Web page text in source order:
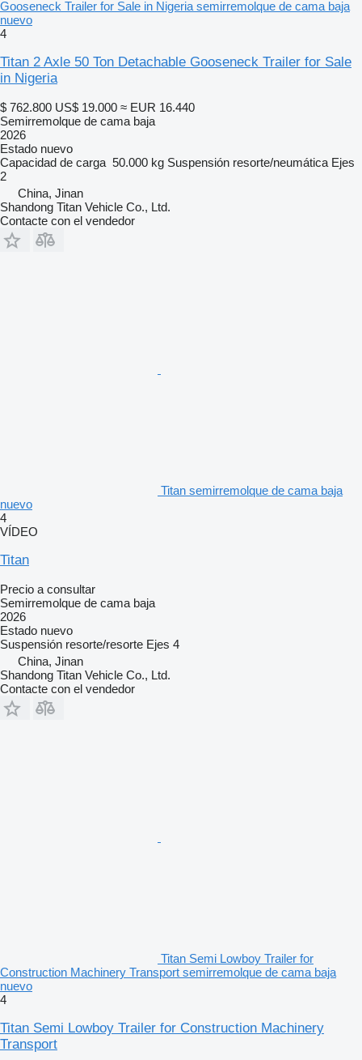
Gooseneck Trailer for Sale in Nigeria semirremolque de cama baja
nuevo
4
Titan 2 Axle 50 Ton Detachable Gooseneck Trailer for Sale
in Nigeria
$ 762.800 US$ 19.000 ≈ EUR 16.440
Semirremolque de cama baja
2026
Estado nuevo
Capacidad de carga 50.000 kg Suspensión resorte/neumática Ejes
2
China, Jinan
Shandong Titan Vehicle Co., Ltd.
Contacte con el vendedor
Titan semirremolque de cama baja
nuevo
4
VÍDEO
Titan
Precio a consultar
Semirremolque de cama baja
2026
Estado nuevo
Suspensión resorte/resorte Ejes 4
China, Jinan
Shandong Titan Vehicle Co., Ltd.
Contacte con el vendedor
Titan Semi Lowboy Trailer for
Construction Machinery Transport semirremolque de cama baja
nuevo
4
Titan Semi Lowboy Trailer for Construction Machinery
Transport